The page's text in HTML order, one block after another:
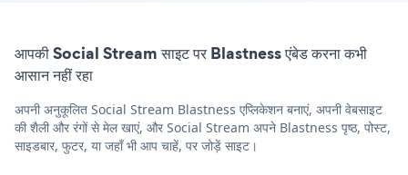
आपकी Social Stream साइट पर Blastness एंबेड करना कभी
आसान नहीं रहा
अपनी अनुकूलित Social Stream Blastness एप्लिकेशन बनाएं, अपनी वेबसाइट
की शैली और रंगों से मेल खाएं, और Social Stream अपने Blastness पृष्ठ, पोस्ट,
साइडबार, फुटर, या जहाँ भी आप चाहें, पर जोड़ें साइट।